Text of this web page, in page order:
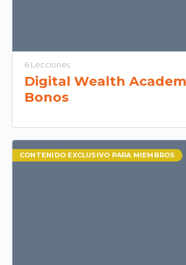
6 Lecciones
Digital Wealth
Bonos
CONTENIDO EXCLUSIVO PARA MIEMBROS